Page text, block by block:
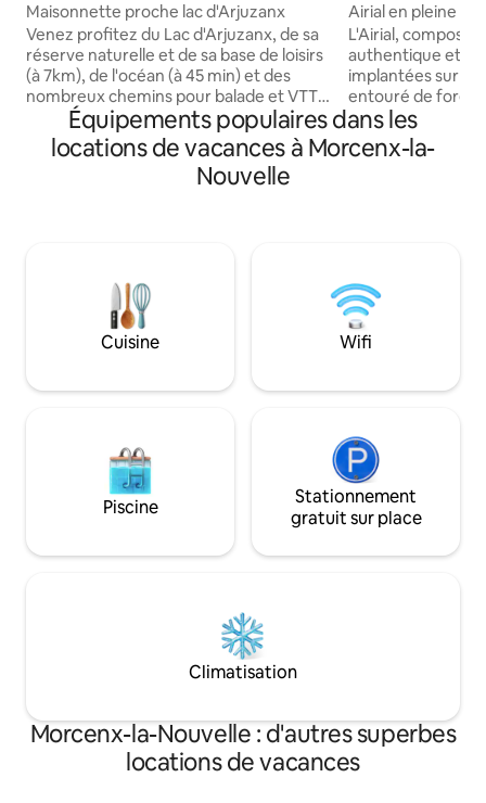
Maisonnette proche lac d'Arjuzanx
Venez profitez du Lac d'Arjuzanx, de sa
réserve naturelle et de sa base de loisirs
(à 7km), de l'océan (à 45 min) et des
nombreux chemins pour balade et VTT.
Dans une petite maison neuve jumelée
d'un côté avec notre résidence (accès et
jardinet clos indépendants) vous
profiterez d'une chambre avec un lit de
lit permet un couchage pour 1 ou 2 pers.
Airial en pleine
l'océan
L'Airial, composé
authentique et
implantées sur
entouré de forêt
vous accueille
Centres d'intérêt à
Atlantique :
d'ARJUZANX. *
promenade
Équipements populaires dans les
locations de vacances à Morcenx-la-
Nouvelle
Cuisine Wifi
Piscine
Stationnement
gratuit sur place
Climatisation
Morcenx-la-Nouvelle : d'autres superbes
locations de vacances